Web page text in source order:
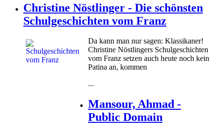
Christine Nöstlinger - Die schönsten
Schulgeschichten vom Franz
Da kann man nur sagen: Klassikaner!
Christine Nöstlingers Schulgeschichten
vom Franz setzen auch heute noch kein
Patina an, kommen
...
Mansour, Ahmad -
Public Domain